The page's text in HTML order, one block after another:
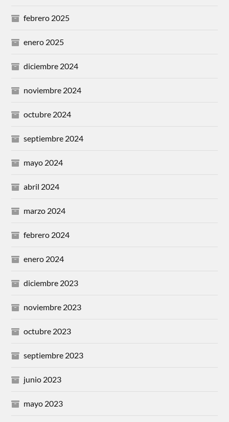
febrero 2025
enero 2025
diciembre 2024
noviembre 2024
octubre 2024
septiembre 2024
mayo 2024
abril 2024
marzo 2024
febrero 2024
enero 2024
diciembre 2023
noviembre 2023
octubre 2023
septiembre 2023
junio 2023
mayo 2023